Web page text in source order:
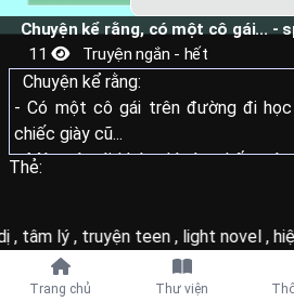
Tiếp tục với
Chuyện kể rằng, có một cô gái... -
11 Truyện ngắn - hết
Chuyện kể rằng:
- Có một cô gái trên đường đi
chiếc giày cũ...
- Một cô gái khác thì tìm thấy
đình họ...
Và một cô gái thì đang lắng nghe
Thẻ:
,tâm lý,truyện teen ,light novel ,
Trang chủ Thư viện